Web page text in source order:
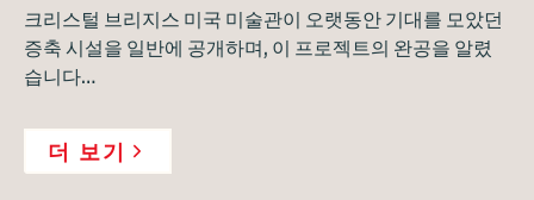
크리스털 브리지스 미국 미술관이 오랫동안 기대를 모았던
증축 시설을 일반에 공개하며, 이 프로젝트의 완공을 알렸
습니다…
더 보기